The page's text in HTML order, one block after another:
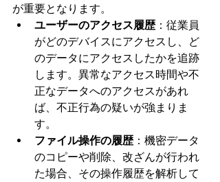
が重要となります。
ユーザーのアクセス履歴：従業員
がどのデバイスにアクセスし、ど
のデータにアクセスしたかを追跡
します。異常なアクセス時間や不
正なデータへのアクセスがあれ
ば、不正行為の疑いが強まりま
す。
ファイル操作の履歴：機密データ
のコピーや削除、改ざんが行われ
た場合、その操作履歴を解析して